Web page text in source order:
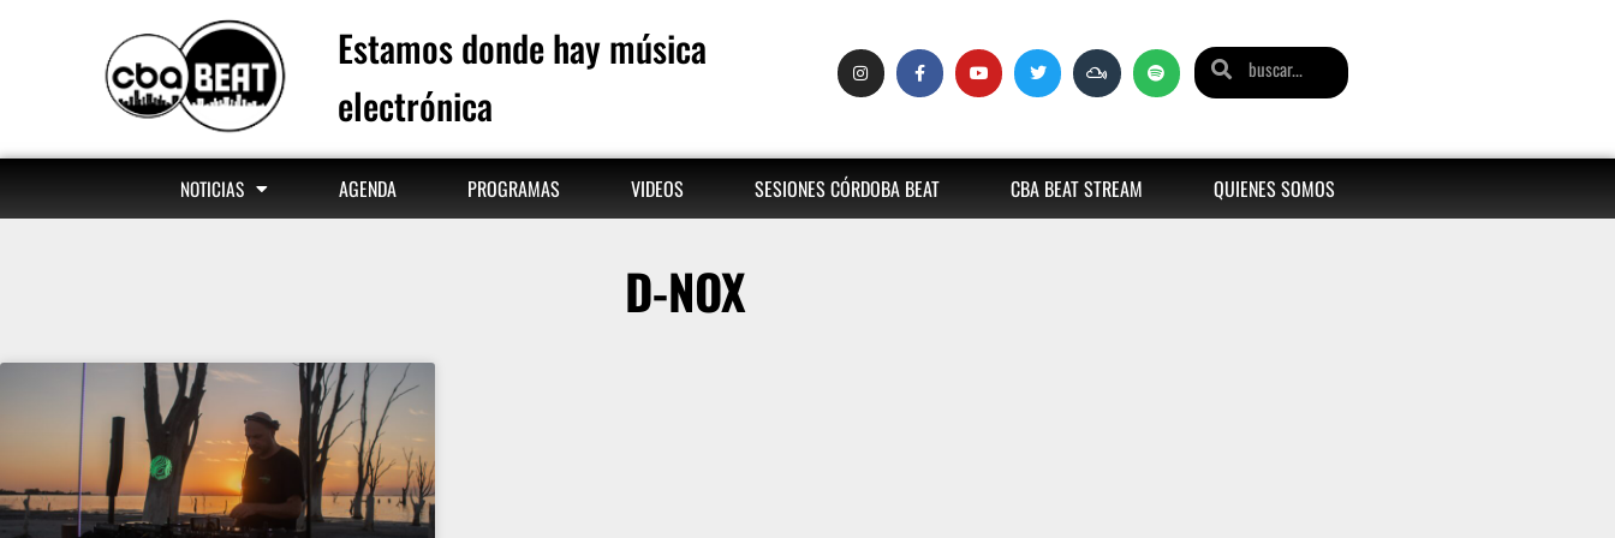
Estamos donde hay música
electrónica
NOTICIAS AGENDA PROGRAMAS VIDEOS SESIONES CÓRDOBA BEAT CBA BEAT STREAM QUIENES SOMOS
D-NOX